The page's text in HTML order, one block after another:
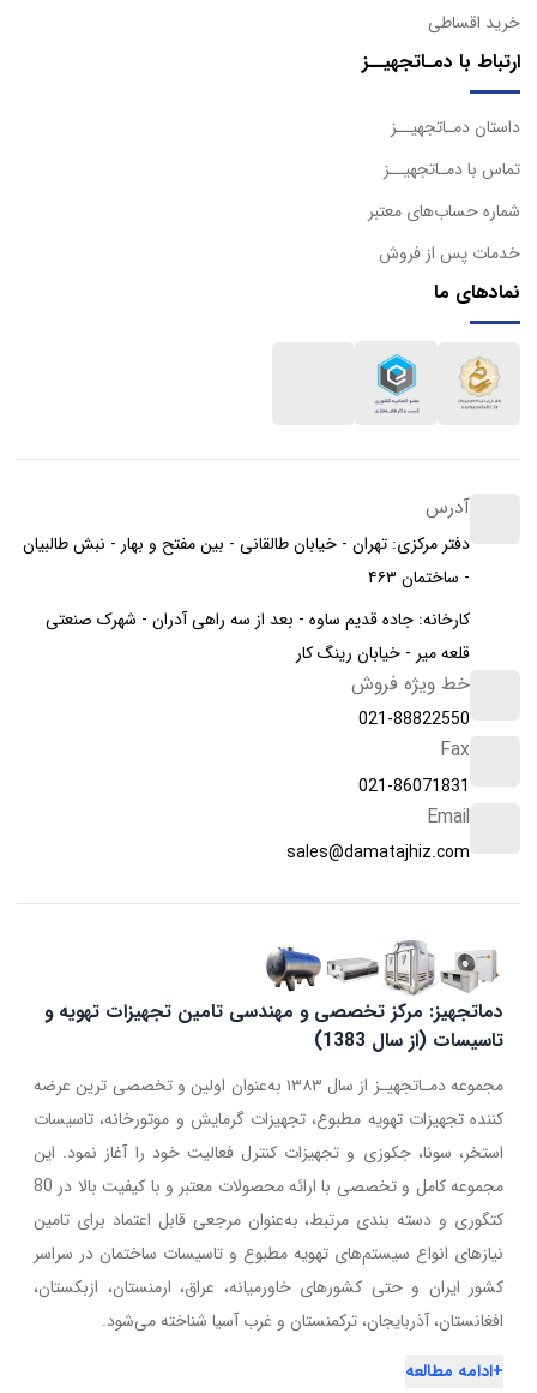
خرید اقساطی
ارتباط با دمـاتجهیــز
داستان دمـاتجهیــز
تماس با دمـاتجهیــز
شماره حساب‌های معتبر
خدمات پس از فروش
نمادهای ما
آدرس
دفتر مرکزی: تهران - خیابان طالقانی - بین مفتح و بهار - نبش طالبیان
- ساختمان ۴۶۳
کارخانه: جاده قدیم ساوه - بعد از سه راهی آدران - شهرک صنعتی
قلعه میر - خیابان رینگ کار
خط ویژه فروش
021-88822550
Fax
021-86071831
Email
sales@damatajhiz.com
دماتجهیز: مرکز تخصصی و مهندسی تامین تجهیزات تهویه و
تاسیسات (از سال 1383)
مجموعه دمـاتجهیـز از سال ۱۳۸۳ به‌عنوان اولین و تخصصی ترین عرضه
کننده تجهیزات تهویه مطبوع، تجهیزات گرمایش و موتورخانه، تاسیسات
استخر، سونا، جکوزی و تجهیزات کنترل فعالیت خود را آغاز نمود. این
مجموعه کامل و تخصصی با ارائه محصولات معتبر و با کیفیت بالا در 80
کتگوری و دسته بندی مرتبط، به‌عنوان مرجعی قابل اعتماد برای تامین
نیازهای انواع سیستم‌های تهویه مطبوع و تاسیسات ساختمان در سراسر
کشور ایران و حتی کشورهای خاورمیانه، عراق، ارمنستان، ازبکستان،
افغانستان، آذربایجان، ترکمنستان و غرب آسیا شناخته می‌شود.
+ادامه مطالعه